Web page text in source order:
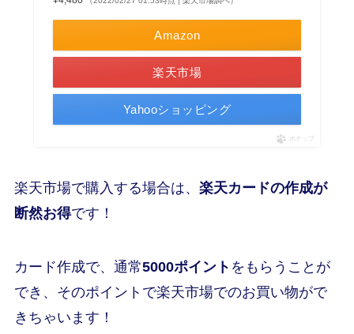
Amazon
楽天市場
Yahooショッピング
ポチップ
楽天市場で購入する場合は、 楽天カードの作成が
断然お得です！
カード作成で、通常5000ポイント をもらうことが
でき、そのポイントで楽天市場でのお買い物がで
きちゃいます！